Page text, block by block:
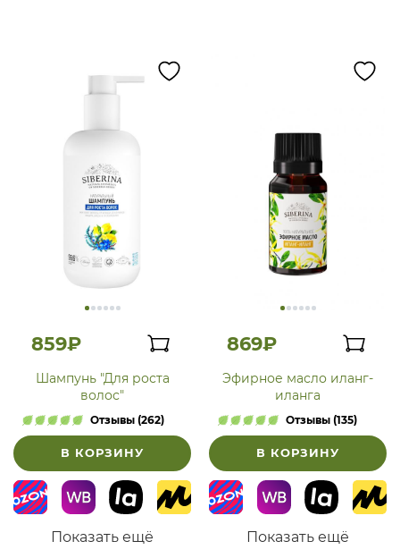
859₽
Шампунь "Для роста
волос"
Отзывы (262)
В КОРЗИНУ
Показать ещё
869₽
Эфирное масло иланг-
иланга
Отзывы (135)
В КОРЗИНУ
Показать ещё